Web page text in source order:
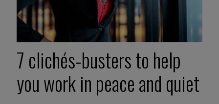
7 clichés-busters to help
you work in peace and quiet